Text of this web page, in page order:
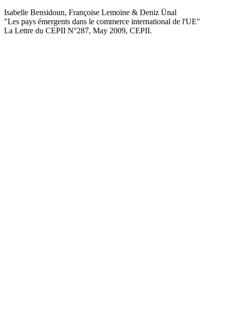
Isabelle Bensidoun, Françoise Lemoine & Deniz Ünal
"Les pays émergents dans le commerce international de l'UE"
La Lettre du CEPII N°287, May 2009, CEPII.